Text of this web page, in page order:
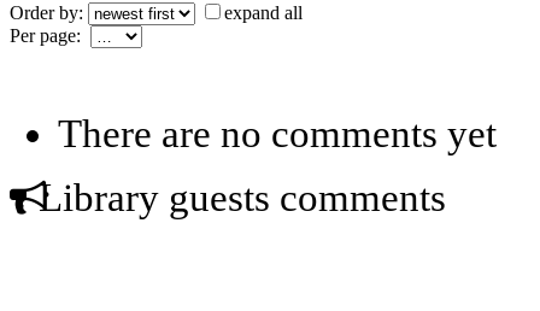
Order by:
expand all
Per page:
There are no comments yet
Library guests comments